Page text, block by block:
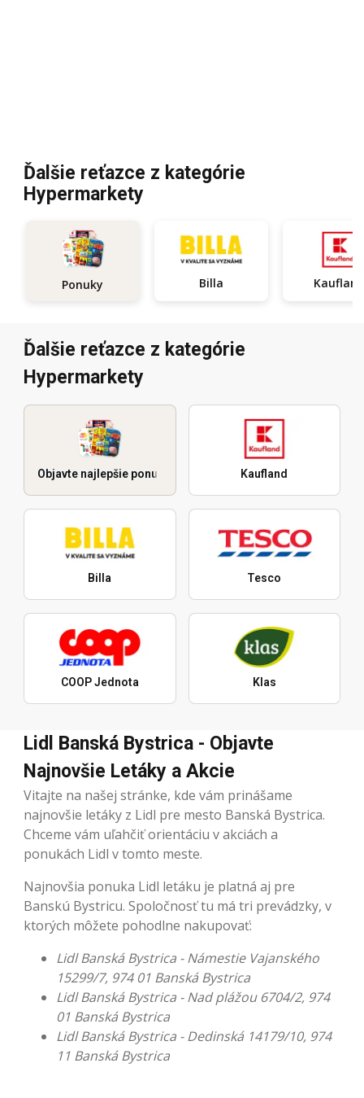
Ďalšie reťazce z kategórie
Hypermarkety
Ponuky Billa
Ďalšie reťazce z kategórie
Hypermarkety
Objavte najlepšie ponuky Kaufland
Billa Tesco
COOP Jednota Klas
Lidl Banská Bystrica - Objavte
Najnovšie Letáky a Akcie
Vitajte na našej stránke, kde vám prinášame
najnovšie letáky z Lidl pre mesto Banská Bystrica.
Chceme vám uľahčiť orientáciu v akciách a
ponukách Lidl v tomto meste.
Najnovšia ponuka Lidl letáku je platná aj pre
Banskú Bystricu. Spoločnosť tu má tri prevádzky, v
ktorých môžete pohodlne nakupovať:
Lidl Banská Bystrica - Námestie Vajanského
15299/7, 974 01 Banská Bystrica
Lidl Banská Bystrica - Nad plážou 6704/2, 974
01 Banská Bystrica
Lidl Banská Bystrica - Dedinská 14179/10, 974
11 Banská Bystrica